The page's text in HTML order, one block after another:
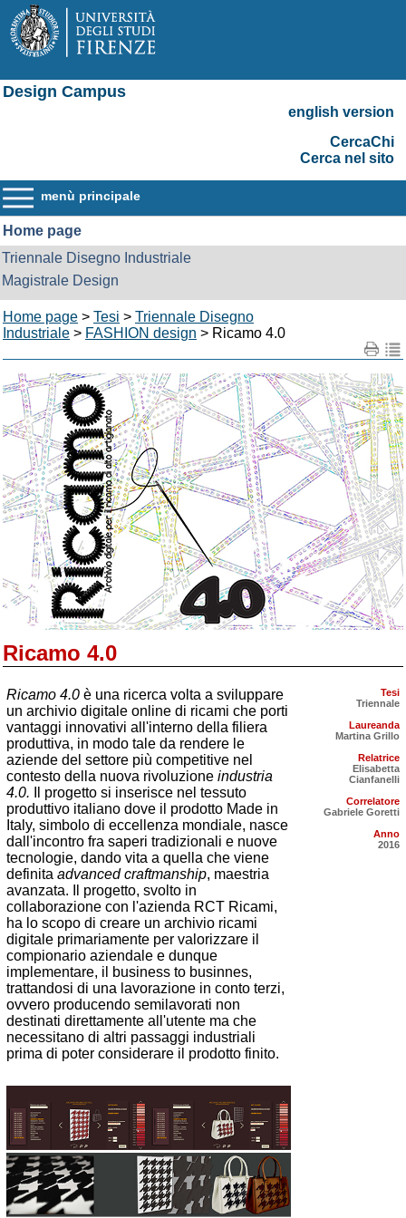
Design Campus
english version
CercaChi
Cerca nel sito
menù principale
Home page
Triennale Disegno Industriale
Magistrale Design
Home page > Tesi > Triennale Disegno
Industriale > FASHION design > Ricamo 4.0
Ricamo 4.0
Ricamo 4.0 è una ricerca volta a sviluppare
un archivio digitale online di ricami che porti
vantaggi innovativi all'interno della filiera
produttiva, in modo tale da rendere le
aziende del settore più competitive nel
contesto della nuova rivoluzione industria
4.0.
Il progetto si inserisce nel tessuto
produttivo italiano dove il prodotto Made in
Italy, simbolo di eccellenza mondiale, nasce
dall'incontro fra saperi tradizionali e nuove
tecnologie, dando vita a quella che viene
definita advanced craftmanship, maestria
avanzata. Il progetto, svolto in
collaborazione con l'azienda RCT Ricami,
ha lo scopo di creare un archivio ricami
digitale primariamente per valorizzare il
compionario aziendale e dunque
implementare, il business to businnes,
trattandosi di una lavorazione in conto terzi,
ovvero producendo semilavorati non
destinati direttamente all'utente ma che
necessitano di altri passaggi industriali
prima di poter considerare il prodotto finito.
Tesi
Triennale
Laureanda
Martina Grillo
Relatrice
Elisabetta
Cianfanelli
Correlatore
Gabriele Goretti
Anno
2016